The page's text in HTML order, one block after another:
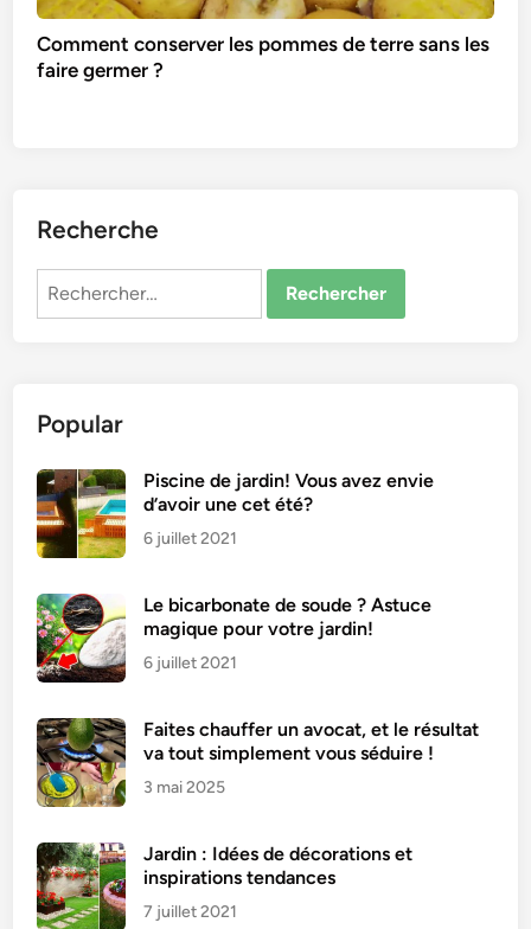
Comment conserver les pommes de terre sans les
faire germer ?
Recherche
Rechercher :
Popular
Piscine de jardin! Vous avez envie
d’avoir une cet été?
6 juillet 2021
Le bicarbonate de soude ? Astuce
magique pour votre jardin!
6 juillet 2021
Faites chauffer un avocat, et le résultat
va tout simplement vous séduire !
3 mai 2025
Jardin : Idées de décorations et
inspirations tendances
7 juillet 2021